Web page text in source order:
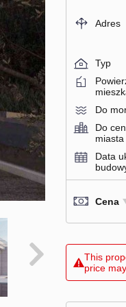
Adres
Typ
Do
Do
miasta
Data
Cena
This
price